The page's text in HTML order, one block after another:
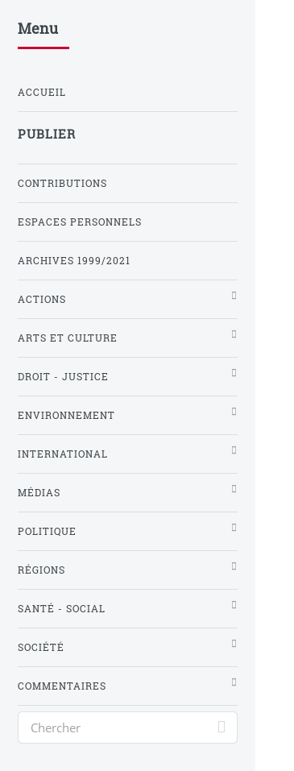
Menu
ACCUEIL
PUBLIER
CONTRIBUTIONS
ESPACES PERSONNELS
ARCHIVES 1999/2021
ACTIONS
ARTS ET CULTURE
DROIT - JUSTICE
ENVIRONNEMENT
INTERNATIONAL
MÉDIAS
POLITIQUE
RÉGIONS
SANTÉ - SOCIAL
SOCIÉTÉ
COMMENTAIRES